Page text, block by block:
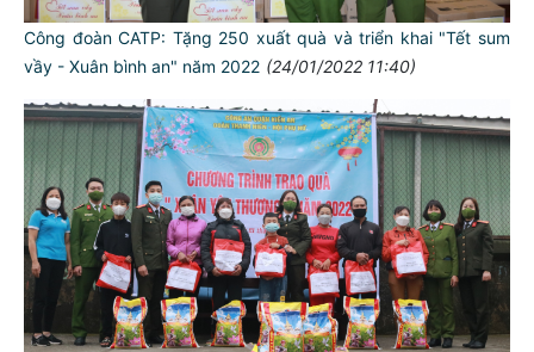
Công đoàn CATP: Tặng 250 xuất quà và triển khai "Tết sum
vầy - Xuân bình an" năm 2022 (24/01/2022 11:40)